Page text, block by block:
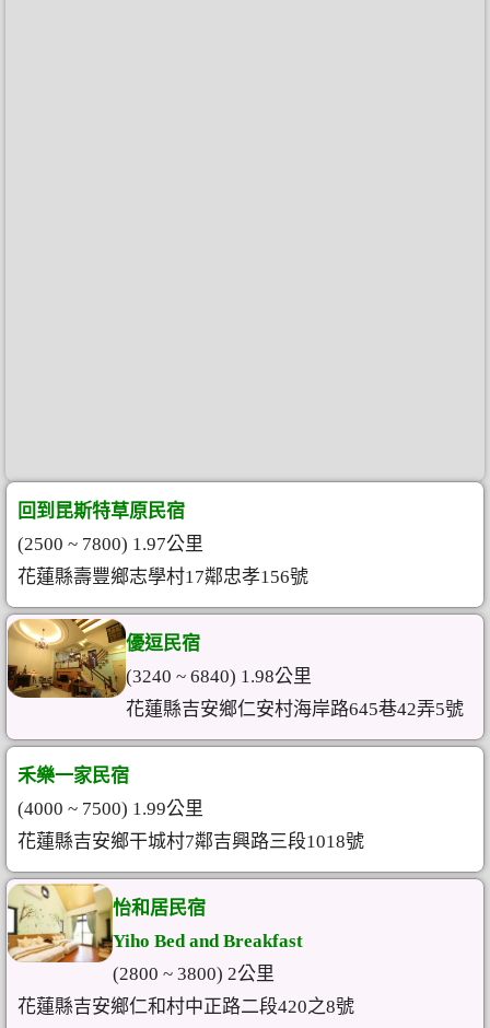
回到昆斯特草原民宿
(2500 ~ 7800) 1.97公里
花蓮縣壽豐鄉志學村17鄰忠孝156號
優逗民宿
(3240 ~ 6840) 1.98公里
花蓮縣吉安鄉仁安村海岸路645巷42弄5號
禾樂一家民宿
(4000 ~ 7500) 1.99公里
花蓮縣吉安鄉干城村7鄰吉興路三段1018號
怡和居民宿
Yiho Bed and Breakfast
(2800 ~ 3800) 2公里
花蓮縣吉安鄉仁和村中正路二段420之8號